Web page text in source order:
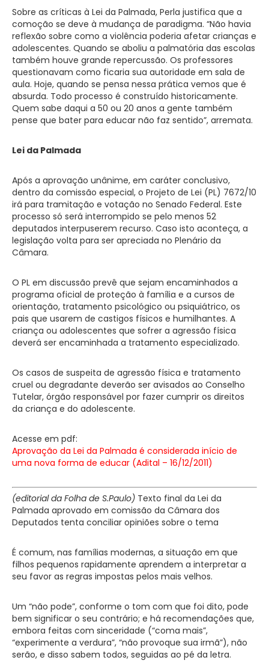
Sobre as críticas à Lei da Palmada, Perla justifica que a
comoção se deve à mudança de paradigma. “Não havia
reflexão sobre como a violência poderia afetar crianças e
adolescentes. Quando se aboliu a palmatória das escolas
também houve grande repercussão. Os professores
questionavam como ficaria sua autoridade em sala de
aula. Hoje, quando se pensa nessa prática vemos que é
absurda. Todo processo é construído historicamente.
Quem sabe daqui a 50 ou 20 anos a gente também
pense que bater para educar não faz sentido”, arremata.
Lei da Palmada
Após a aprovação unânime, em caráter conclusivo,
dentro da comissão especial, o Projeto de Lei (PL) 7672/10
irá para tramitação e votação no Senado Federal. Este
processo só será interrompido se pelo menos 52
deputados interpuserem recurso. Caso isto aconteça, a
legislação volta para ser apreciada no Plenário da
Câmara.
O PL em discussão prevê que sejam encaminhados a
programa oficial de proteção à família e a cursos de
orientação, tratamento psicológico ou psiquiátrico, os
pais que usarem de castigos físicos e humilhantes. A
criança ou adolescentes que sofrer a agressão física
deverá ser encaminhada a tratamento especializado.
Os casos de suspeita de agressão física e tratamento
cruel ou degradante deverão ser avisados ao Conselho
Tutelar, órgão responsável por fazer cumprir os direitos
da criança e do adolescente.
Acesse em pdf:
Aprovação da Lei da Palmada é considerada início de
uma nova forma de educar (Adital – 16/12/2011)
(editorial da Folha de S.Paulo) Texto final da Lei da
Palmada aprovado em comissão da Câmara dos
Deputados tenta conciliar opiniões sobre o tema
É comum, nas famílias modernas, a situação em que
filhos pequenos rapidamente aprendem a interpretar a
seu favor as regras impostas pelos mais velhos.
Um “não pode”, conforme o tom com que foi dito, pode
bem significar o seu contrário; e há recomendações que,
embora feitas com sinceridade (“coma mais”,
“experimente a verdura”, “não provoque sua irmã”), não
serão, e disso sabem todos, seguidas ao pé da letra.